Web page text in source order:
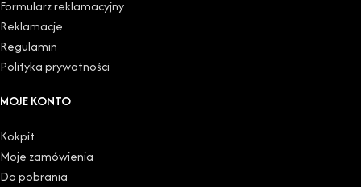
Formularz reklamacyjny
Reklamacje
Regulamin
Polityka prywatności
MOJE KONTO
Kokpit
Moje zamówienia
Do pobrania